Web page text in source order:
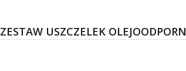
ZESTAW USZCZELEK